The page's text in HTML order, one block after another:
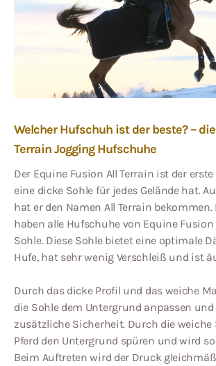
Welcher Hufschuh ist der beste? –
Terrain Jogging Hufschuhe
Der Equine Fusion All Terrain ist der
eine dicke Sohle für jedes Gelände hat.
hat er den Namen All Terrain
haben alle Hufschuhe von Equine Fusion
Sohle. Diese Sohle bietet eine optimale
Hufe, hat sehr wenig Verschleiß und ist
Durch das dicke Profil und das weiche
die Sohle dem Untergrund anpassen
zusätzliche Sicherheit. Durch die weiche
Pferd den Untergrund spüren und wird
Beim Auftreten wird der Druck